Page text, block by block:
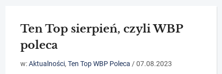
Ten Top sierpień, czyli WBP
poleca
w:Aktualności,Ten Top WBP Poleca /07.08.2023